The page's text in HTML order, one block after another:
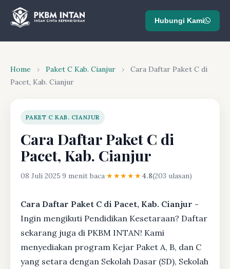
Hubungi Kami
Home › Paket C Kab. Cianjur ›
Cara Daftar Paket C di
Pacet, Kab. Cianjur
PAKET C KAB. CIANJUR
Cara Daftar Paket C di
Pacet, Kab. Cianjur
08 Juli 2025·9 menit baca·★★★★★4.8(203 ulasan)
Cara Daftar Paket C di Pacet, Kab. Cianjur -
Ingin mengikuti Pendidikan Kesetaraan? Daftar
sekarang juga di PKBM INTAN! Kami
menyediakan program Kejar Paket A, B, dan C
yang setara dengan Sekolah Dasar (SD), Sekolah